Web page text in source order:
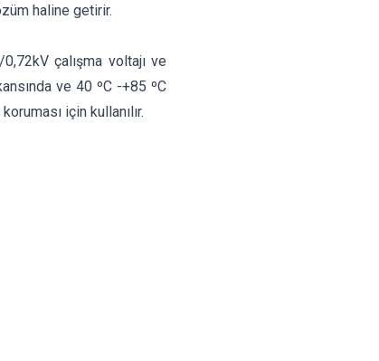
haline getirir.
çalışma voltajı ve
ve 40 ºC -+85 ºC
için kullanılır.